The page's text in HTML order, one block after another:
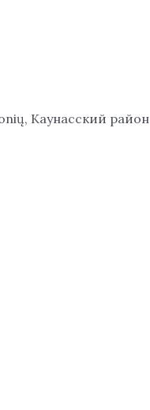
Каунасский район